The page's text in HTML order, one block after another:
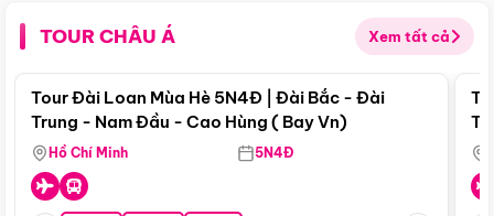
TOUR CHÂU Á Xem tất cả
Điểm nổi bật
Tour Đài Loan Mùa Hè 5N4Đ | Đài Bắc - Đài
Trung - Nam Đầu - Cao Hùng ( Bay Vn)
Hồ Chí Minh 5N4Đ